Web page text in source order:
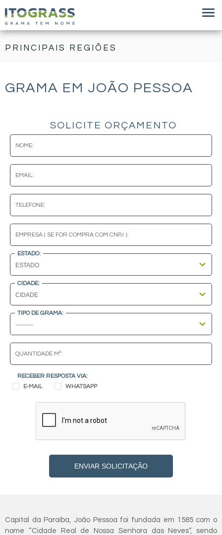
PRINCIPAIS REGIÕES
GRAMA EM JOÃO PESSOA
SOLICITE ORÇAMENTO
NOME:
EMAIL:
TELEFONE:
EMPRESA ( SE FOR COMPRA COM CNPJ ):
ESTADO:
CIDADE:
TIPO DE GRAMA:
QUANTIDADE M²:
RECEBER RESPOSTA VIA:
E-MAIL
WHATSAPP
ENVIAR SOLICITAÇÃO
Capital da Paraíba, João Pessoa foi fundada em 1585 com o
nome “Cidade Real de Nossa Senhora das Neves”, sendo